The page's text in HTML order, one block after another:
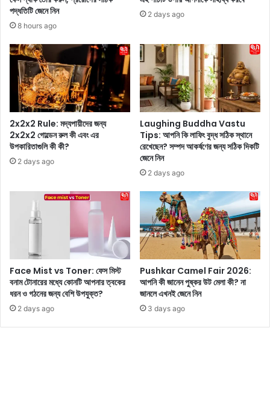
ন
মা
য়
ঠা
দি
ল
রু
বা
স্ট
শ
না
কা
র
ণে
সো
রো
না
মে
চ
লে
পদ্ধতিটি জেনে নিন
8 hours ago
2 days ago
2x2x2 Rule: মদ্যপায়ীদের জন্য
2x2x2 গোল্ডেন রুল কী এবং এর
উপকারিতাগুলি কী কী?
2 days ago
Laughing Buddha Vastu
Tips: আপনি কি লাফিং বুদ্ধ সঠিক স্থানে
রেখেছেন? সম্পদ আকর্ষণের জন্য সঠিক দিকটি
জেনে নিন
2 days ago
Face Mist vs Toner: ফেস মিস্ট
বনাম টোনারের মধ্যে কোনটি আপনার ত্বকের
ধরন ও গঠনের জন্য বেশি উপযুক্ত?
2 days ago
Pushkar Camel Fair 2026:
আপনি কী জানেন পুষ্কর উট মেলা কী? না
জানলে এখনই জেনে নিন
3 days ago